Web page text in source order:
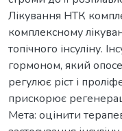
Лікування НТК
комплексному
топічного інсуліну.
гормоном, який
регулює ріст і
прискорює
Мета: оцінити